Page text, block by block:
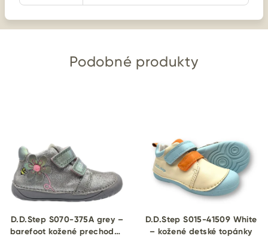
Podobné produkty
D.D.Step S070-375A grey –
barefoot kožené prechodné
D.D.Step S015-41509 White
– kožené detské topánky